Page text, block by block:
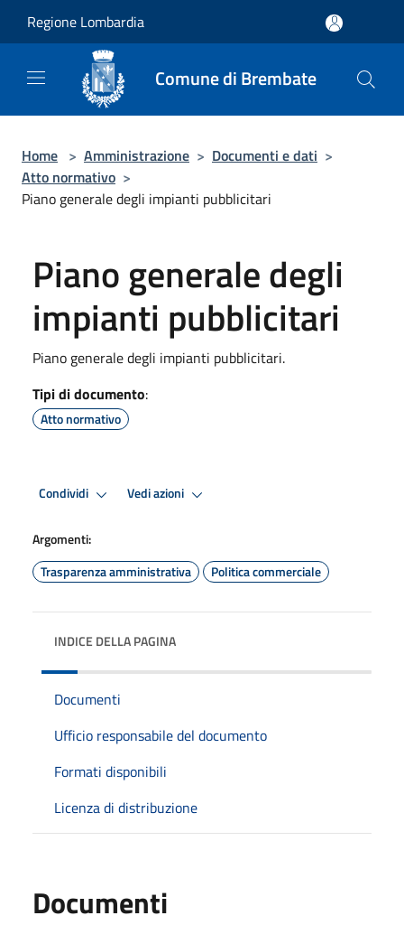
Regione Lombardia
Comune di Brembate
Home > Amministrazione > Documenti e dati >
Atto normativo >
Piano generale degli impianti pubblicitari
Piano generale degli
impianti pubblicitari
Piano generale degli impianti pubblicitari.
Tipi di documento:
Atto normativo
Condividi Vedi azioni
Argomenti:
Trasparenza amministrativa
Politica commerciale
INDICE DELLA PAGINA
Documenti
Ufficio responsabile del documento
Formati disponibili
Licenza di distribuzione
Documenti